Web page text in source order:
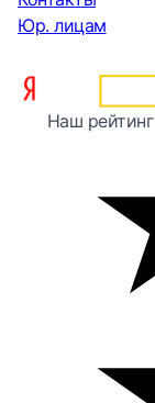
Юр. лицам
Наш рейтинг